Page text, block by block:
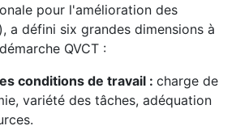
pour l'amélioration des
a défini six grandes dimensions à
QVCT :
conditions de travail : charge de
variété des tâches, adéquation